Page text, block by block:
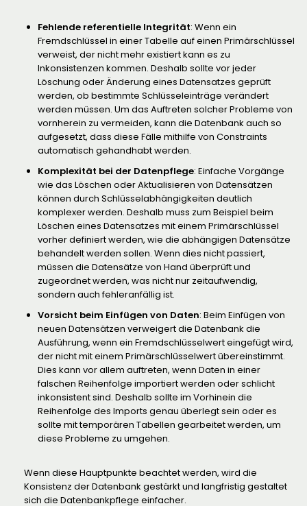
Fehlende referentielle Integrität: Wenn ein
Fremdschlüssel in einer Tabelle auf einen Primärschlüssel
verweist, der nicht mehr existiert kann es zu
Inkonsistenzen kommen. Deshalb sollte vor jeder
Löschung oder Änderung eines Datensatzes geprüft
werden, ob bestimmte Schlüsseleinträge verändert
werden müssen. Um das Auftreten solcher Probleme von
vornherein zu vermeiden, kann die Datenbank auch so
aufgesetzt, dass diese Fälle mithilfe von Constraints
automatisch gehandhabt werden.
Komplexität bei der Datenpflege: Einfache Vorgänge
wie das Löschen oder Aktualisieren von Datensätzen
können durch Schlüsselabhängigkeiten deutlich
komplexer werden. Deshalb muss zum Beispiel beim
Löschen eines Datensatzes mit einem Primärschlüssel
vorher definiert werden, wie die abhängigen Datensätze
behandelt werden sollen. Wenn dies nicht passiert,
müssen die Datensätze von Hand überprüft und
zugeordnet werden, was nicht nur zeitaufwendig,
sondern auch fehleranfällig ist.
Vorsicht beim Einfügen von Daten: Beim Einfügen von
neuen Datensätzen verweigert die Datenbank die
Ausführung, wenn ein Fremdschlüsselwert eingefügt wird,
der nicht mit einem Primärschlüsselwert übereinstimmt.
Dies kann vor allem auftreten, wenn Daten in einer
falschen Reihenfolge importiert werden oder schlicht
inkonsistent sind. Deshalb sollte im Vorhinein die
Reihenfolge des Imports genau überlegt sein oder es
sollte mit temporären Tabellen gearbeitet werden, um
diese Probleme zu umgehen.
Wenn diese Hauptpunkte beachtet werden, wird die
Konsistenz der Datenbank gestärkt und langfristig gestaltet
sich die Datenbankpflege einfacher.